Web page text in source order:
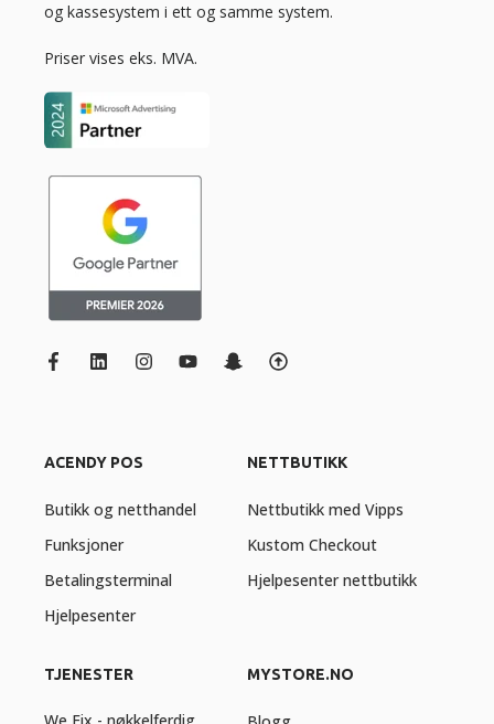
og kassesystem i ett og samme system.
Priser vises eks. MVA.
ACENDY POS
Butikk og netthandel
Funksjoner
Betalingsterminal
Hjelpesenter
NETTBUTIKK
Nettbutikk med Vipps
Kustom Checkout
Hjelpesenter nettbutikk
TJENESTER MYSTORE.NO